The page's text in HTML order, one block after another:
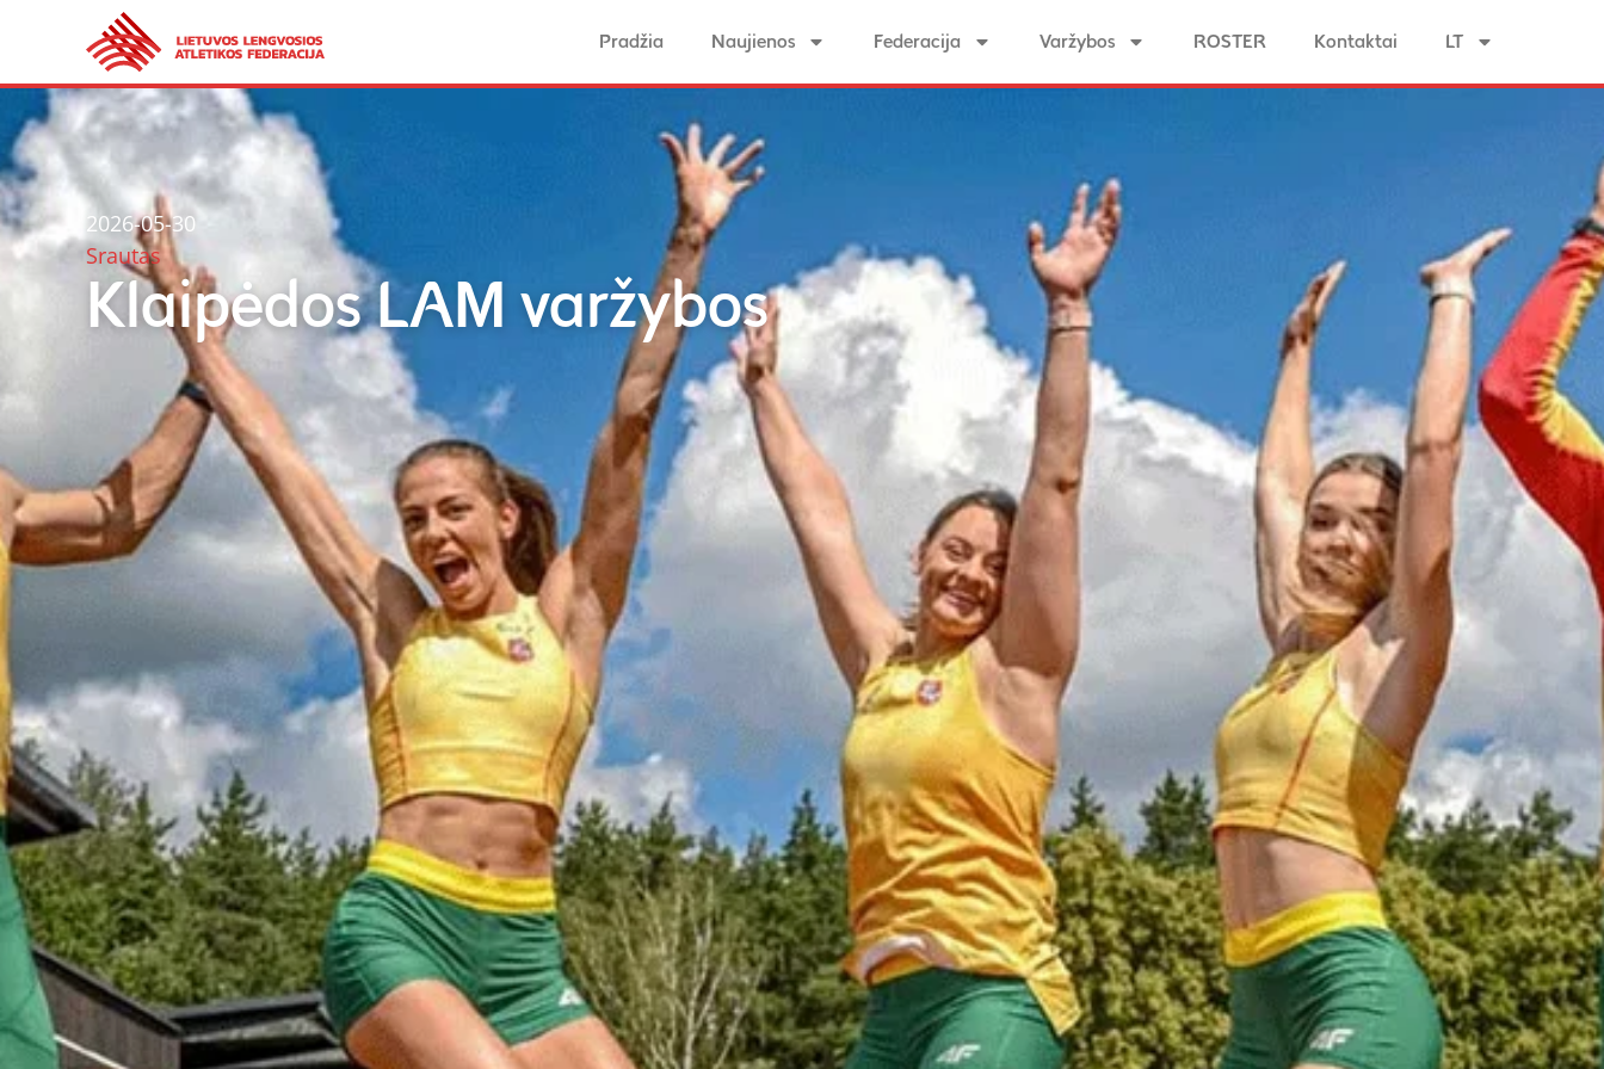
Pradžia Naujienos Federacija Varžybos ROSTER Kontaktai LT
2026-05-30
Srautas
Klaipėdos LAM varžybos